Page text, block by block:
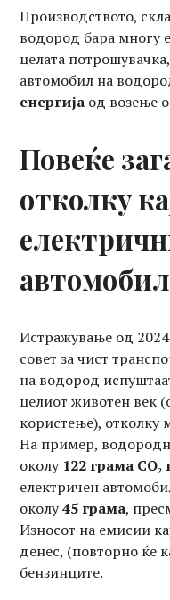
Производството,
водород бара многу
целата
автомобил на
енергија од возење
Повеќе
отколку
Истражување од
совет за чист
на водород
целиот животен век
користење), отколку
На пример,
околу 122 грама
електричен
околу45 грама,
Износот на емисии
денес, (повторно ќе
бензинците.